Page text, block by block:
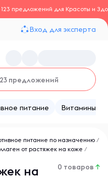
123 предложений для Красоты и
Вход для эксперта
питание Витамины
питание по назначению /
от растяжек на коже /
на
0 товаров ↑